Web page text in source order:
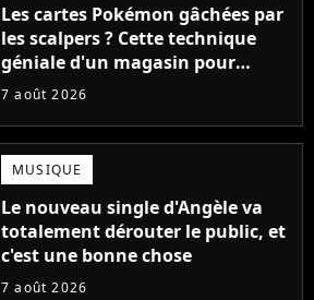
Les cartes Pokémon gâchées par
les scalpers ? Cette technique
géniale d'un magasin pour
ruiner les revendeurs
7 août 2026
MUSIQUE
Le nouveau single d'Angèle va
totalement dérouter le public, et
c'est une bonne chose
7 août 2026